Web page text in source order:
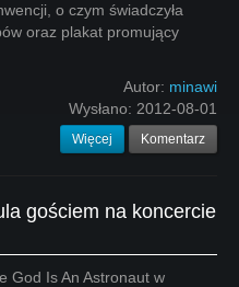
o czym świadczyła
oraz plakat promujący
Autor: minawi
Wysłano: 2012-08-01
Więcej Komentarz
gościem na koncercie
God Is An Astronaut w